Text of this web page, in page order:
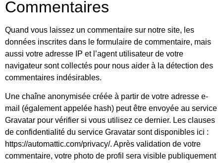
Commentaires
Quand vous laissez un commentaire sur notre site, les
données inscrites dans le formulaire de commentaire, mais
aussi votre adresse IP et l’agent utilisateur de votre
navigateur sont collectés pour nous aider à la détection des
commentaires indésirables.
Une chaîne anonymisée créée à partir de votre adresse e-
mail (également appelée hash) peut être envoyée au service
Gravatar pour vérifier si vous utilisez ce dernier. Les clauses
de confidentialité du service Gravatar sont disponibles ici :
https://automattic.com/privacy/. Après validation de votre
commentaire, votre photo de profil sera visible publiquement